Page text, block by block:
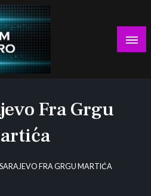
Fra Grgu
FRA GRGU MARTIĆA